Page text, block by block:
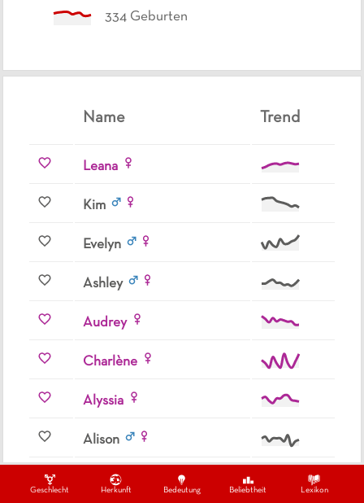
Geschlecht Herkunft Bedeutung Beliebtheit Lexikon
334 Geburten
Name Trend
Leana
Kim
Evelyn
Ashley
Audrey
Charlène
Alyssia
Alison
Edith